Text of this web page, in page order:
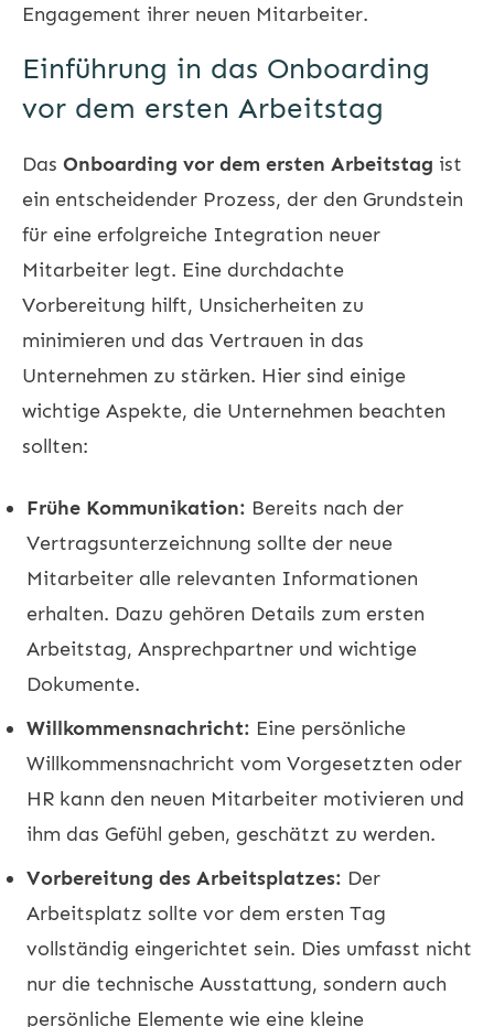
Engagement ihrer neuen Mitarbeiter.
Einführung in das Onboarding
vor dem ersten Arbeitstag
Das Onboarding vor dem ersten Arbeitstag ist
ein entscheidender Prozess, der den Grundstein
für eine erfolgreiche Integration neuer
Mitarbeiter legt. Eine durchdachte
Vorbereitung hilft, Unsicherheiten zu
minimieren und das Vertrauen in das
Unternehmen zu stärken. Hier sind einige
wichtige Aspekte, die Unternehmen beachten
sollten:
Frühe Kommunikation: Bereits nach der
Vertragsunterzeichnung sollte der neue
Mitarbeiter alle relevanten Informationen
erhalten. Dazu gehören Details zum ersten
Arbeitstag, Ansprechpartner und wichtige
Dokumente.
Willkommensnachricht: Eine persönliche
Willkommensnachricht vom Vorgesetzten oder
HR kann den neuen Mitarbeiter motivieren und
ihm das Gefühl geben, geschätzt zu werden.
Vorbereitung des Arbeitsplatzes: Der
Arbeitsplatz sollte vor dem ersten Tag
vollständig eingerichtet sein. Dies umfasst nicht
nur die technische Ausstattung, sondern auch
persönliche Elemente wie eine kleine